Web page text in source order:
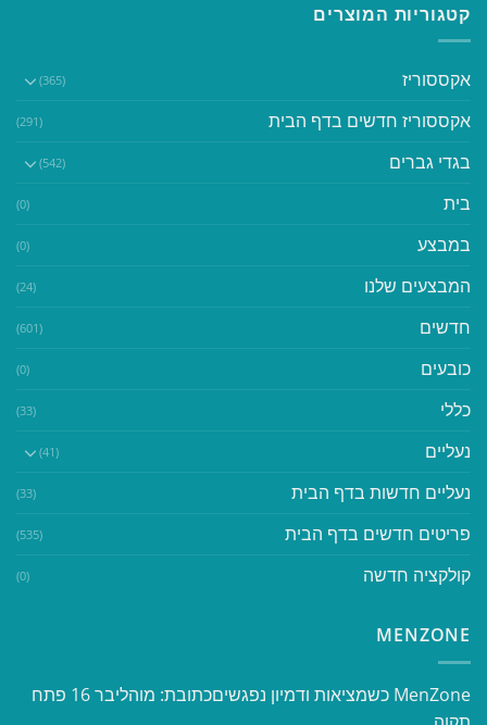
קטגוריות המוצרים
אקססוריז (365)
אקססוריז חדשים בדף הבית (291)
בגדי גברים (542)
בית (0)
במבצע (0)
המבצעים שלנו (24)
חדשים (601)
כובעים (0)
כללי (33)
נעליים (41)
נעליים חדשות בדף הבית (33)
פריטים חדשים בדף הבית (535)
קולקציה חדשה (0)
MENZONE
​​MenZone כשמציאות ודמיון נפגשים​ כתובת: מוהליבר 16 פתח